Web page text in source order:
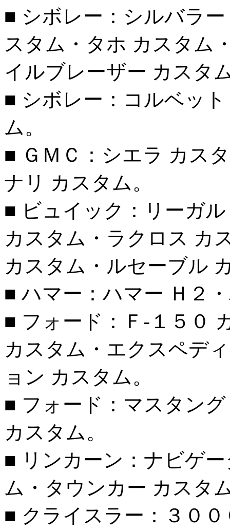
■ シボレー：シルバラ
スタム・タホ カスタム
イルブレーザー カスタ
■ シボレー：コルベッ
ム。
■ ＧＭＣ：シエラ カス
ナリ カスタム。
■ ビュイック：リーガ
カスタム・ラクロス カ
カスタム・ルセーブル
■ ハマー：ハマー Ｈ２
■ フォード：Ｆ-１５０
カスタム・エクスペデ
ョン カスタム。
■ フォード：マスタン
カスタム。
■ リンカーン：ナビゲ
ム・タウンカー カスタ
■ クライスラー：３０